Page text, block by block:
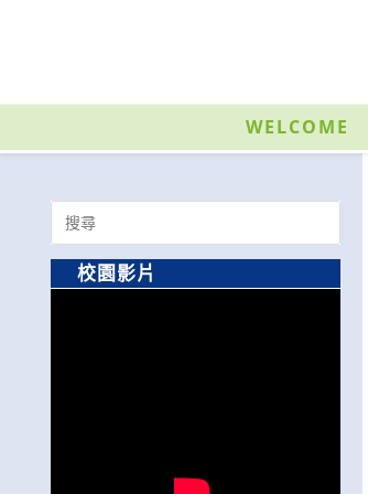
內
WELCOME
Search
for:
校園影片